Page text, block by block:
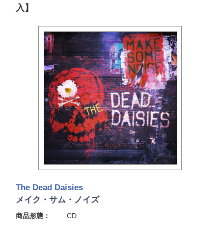
入】
The Dead Daisies
メイク・サム・ノイズ
商品形態：
CD